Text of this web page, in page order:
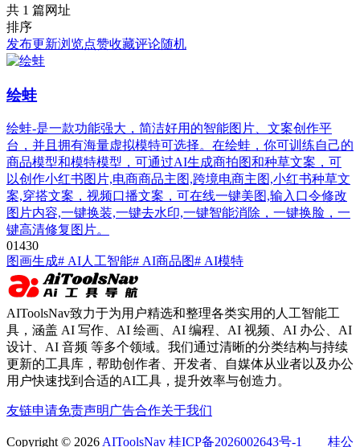
共 1 篇网址
排序
发布更新浏览点赞收藏评论随机
绘蛙
绘蛙-是一款功能强大，简洁好用的智能图片、文案创作平
台，并且拥有海量虚拟模特可选择。在绘蛙，你可训练自己的
商品模型和模特模型，可通过AI生成商拍图和种草文案，可
以创作小红书图片,电商商品主图,跨境电商主图,小红书种草文
案,穿搭文案，视频口播文案，可在线一键美图,输入口令修改
图片内容,一键换装,一键去水印,一键智能消除，一键换脸，一
键高清修复图片。
01430
图画生成# AI人工智能# AI商品图# AI模特
AIToolsNav致力于为用户精选和整理各类实用的人工智能工
具，涵盖 AI 写作、AI 绘画、AI 编程、AI 视频、AI 办公、AI
设计、AI 音频 等多个领域。我们通过清晰的分类结构与持续
更新的工具库，帮助创作者、开发者、自媒体从业者以及办公
用户快速找到合适的AI工具，提升效率与创造力。
友链申请免责声明 广告合作关于我们
Copyright © 2026 AIToolsNav 桂ICP备2026002643号-1 桂公